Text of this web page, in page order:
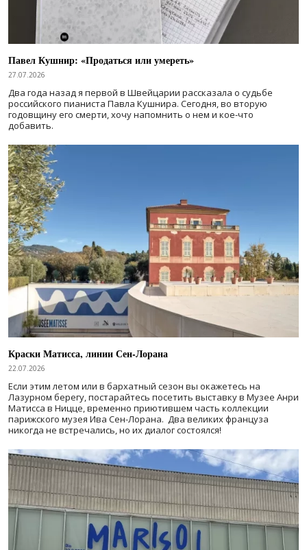
Павел Кушнир: «Продаться или умереть»
27.07.2026
Два года назад я первой в Швейцарии рассказала о судьбе
российского пианиста Павла Кушнира. Сегодня, во вторую
годовщину его смерти, хочу напомнить о нем и кое-что
добавить.
Краски Матисса, линии Сен-Лорана
22.07.2026
Если этим летом или в бархатный сезон вы окажетесь на
Лазурном берегу, постарайтесь посетить выставку в Музее Анри
Матисса в Ницце, временно приютившем часть коллекции
парижского музея Ива Сен-Лорана. Два великих француза
никогда не встречались, но их диалог состоялся!